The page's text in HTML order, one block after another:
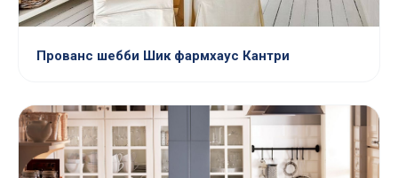
Прованс шебби Шик фармхаус Кантри